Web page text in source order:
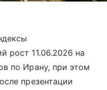
рост 11.06.2026 на
по Ирану, при этом
презентации